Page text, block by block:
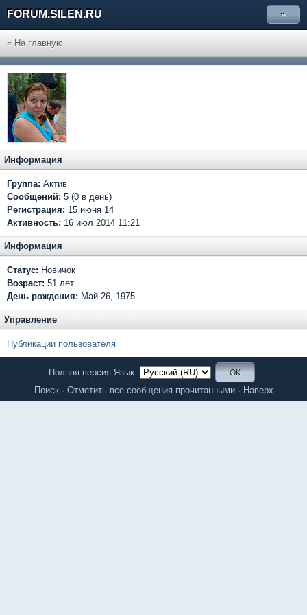
FORUM.SILEN.RU »
« На главную
Информация
Группа: Актив
Сообщений: 5 (0 в день)
Регистрация: 15 июня 14
Активность: 16 июл 2014 11:21
Информация
Статус: Новичок
Возраст: 51 лет
День рождения: Май 26, 1975
Управление
Публикации пользователя
Полная версия Язык:
Поиск· Отметить все сообщения прочитанными· Наверх